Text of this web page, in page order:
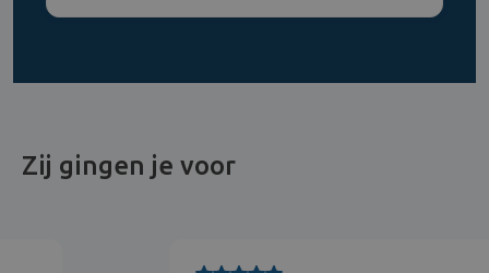
Zij gingen je voor